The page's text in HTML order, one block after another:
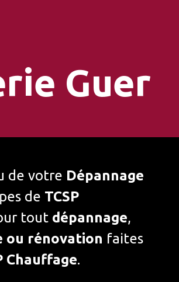
Guer
de votre Dépannage
de TCSP
tout dépannage,
ou rénovation faites
Chauffage.